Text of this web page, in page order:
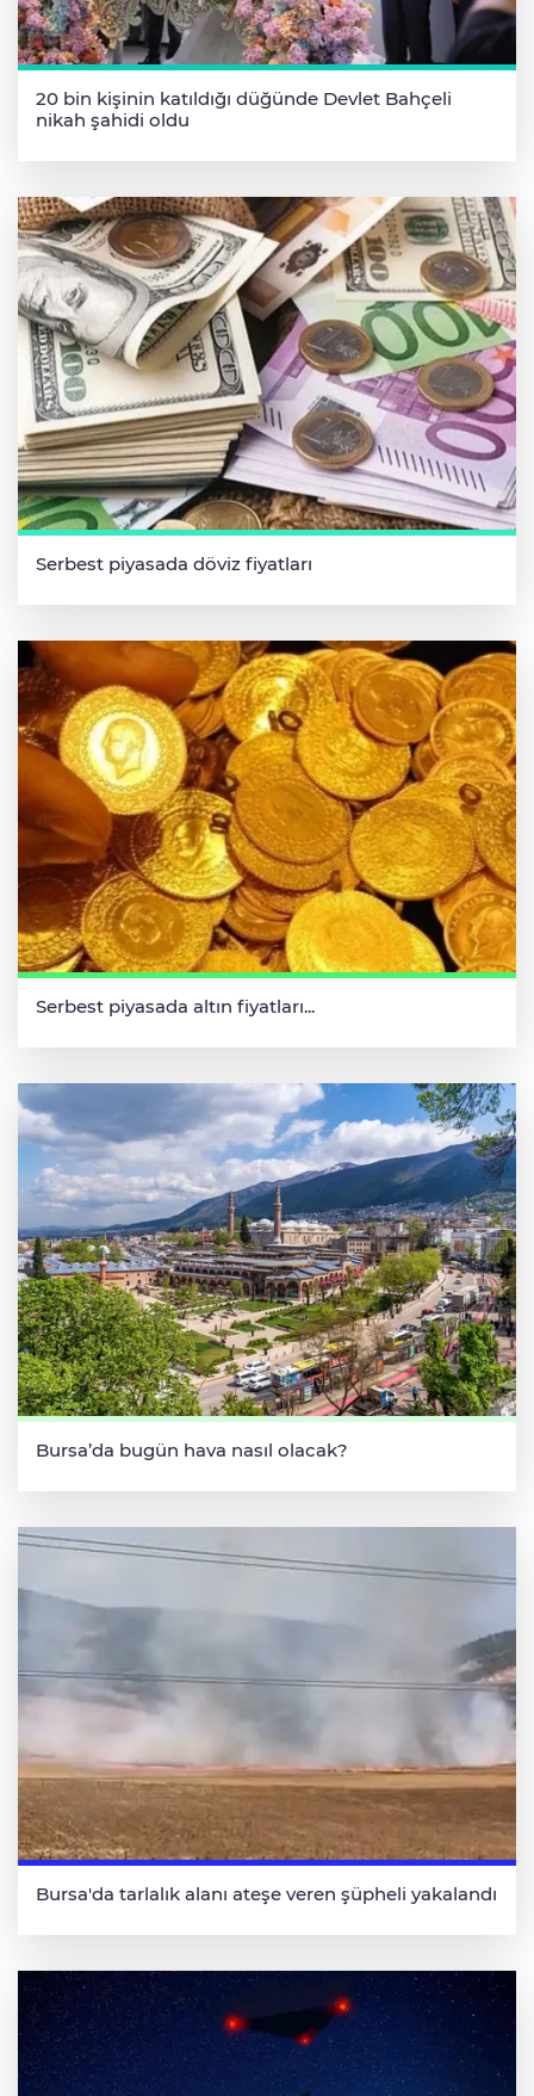
20 bin kişinin katıldığı düğünde Devlet Bahçeli
nikah şahidi oldu
Serbest piyasada döviz fiyatları
Serbest piyasada altın fiyatları...
Bursa’da bugün hava nasıl olacak?
Bursa'da tarlalık alanı ateşe veren şüpheli yakalandı